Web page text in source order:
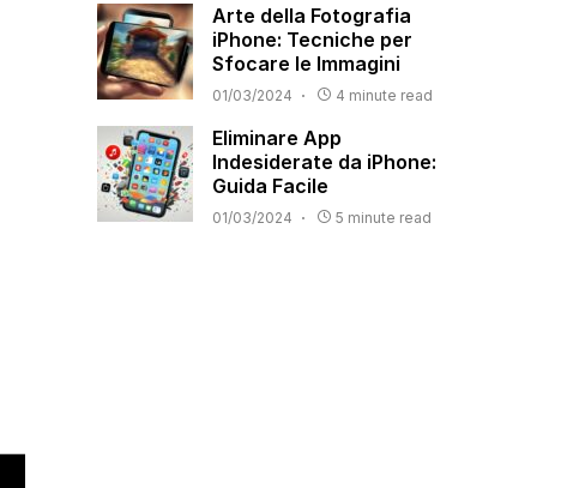
Arte della Fotografia
iPhone: Tecniche per
Sfocare le Immagini
01/03/2024 4 minute read
Eliminare App
Indesiderate da iPhone:
Guida Facile
01/03/2024 5 minute read